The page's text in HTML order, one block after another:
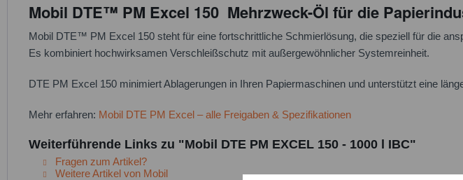
Mobil DTE™ PM Excel 150 Mehrzweck-Öl für die
Mobil DTE™ PM Excel 150 steht für eine fortschrittliche Schmierlösung, die speziell für die
Es kombiniert hochwirksamen Verschleißschutz mit außergewöhnlicher Systemreinheit.
DTE PM Excel 150 minimiert Ablagerungen in Ihren Papiermaschinen und unterstützt eine
Mehr erfahren: Mobil DTE PM Excel – alle Freigaben & Spezifikationen
Weiterführende Links zu "Mobil DTE PM EXCEL 150 - 1000 l IBC"
Fragen zum Artikel?
Weitere Artikel von Mobil